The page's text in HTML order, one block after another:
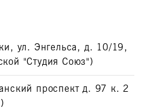
ул. Энгельса, д. 10/19,
"Студия Союз")
проспект д. 97 к. 2